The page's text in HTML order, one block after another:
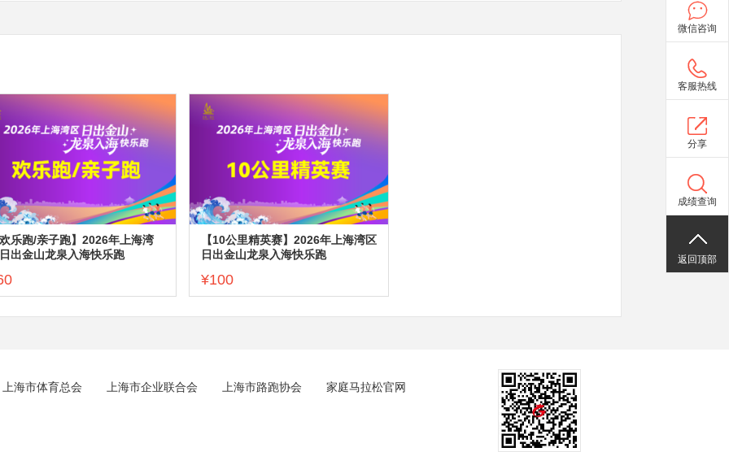
乐跑/亲子跑】2026年上海湾
出金山龙泉入海快乐跑
【10公里精英赛】2026年上海湾区
日出金山龙泉入海快乐跑
¥100
上海市体育总会 上海市企业联合会 上海市路跑协会 家庭马拉松官网
微信咨询
客服热线
分享
成绩查询
返回顶部